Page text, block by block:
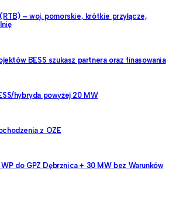
– woj. pomorskie, krótkie przyłącze,
BESS szukasz partnera oraz finasowania
hybryda powyżej 20 MW
z OZE
do GPZ Dębrznica + 30 MW bez Warunków